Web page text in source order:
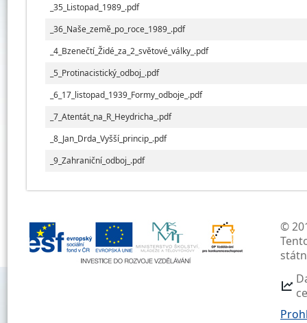
_35_Listopad_1989_.pdf
_36_Naše_země_po_roce_1989_.pdf
_4_Bzenečtí_Židé_za_2_světové_války_.pdf
_5_Protinacistický_odboj_.pdf
_6_17_listopad_1939_Formy_odboje_.pdf
_7_Atentát_na_R_Heydricha_.pdf
_8_Jan_Drda_Vyšší_princip_.pdf
_9_Zahraniční_odboj_.pdf
©